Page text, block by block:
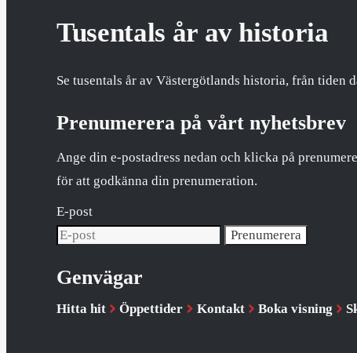
Tusentals år av historia
Se tusentals år av Västergötlands historia, från tiden
Prenumerera på vårt nyhetsbrev
Ange din e-postadress nedan och klicka på
för att godkänna din prenumeration.
E-post
Genvägar
Hitta hit Öppettider Kontakt Boka visning